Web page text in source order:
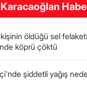
öldüğü sel
köprü çöktü
şiddetli yağış